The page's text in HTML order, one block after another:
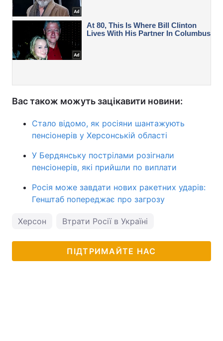
Вас також можуть зацікавити новини:
Стало відомо, як росіяни шантажують
пенсіонерів у Херсонській області
У Бердянську пострілами розігнали
пенсіонерів, які прийшли по виплати
Росія може завдати нових ракетних ударів:
Генштаб попереджає про загрозу
Херсон Втрати Росії в Україні
ПІДТРИМАЙТЕ НАС